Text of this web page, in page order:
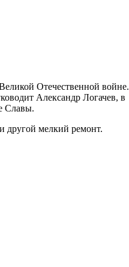
Отечественной войне.
Александр Логачев, в
Славы.
другой мелкий ремонт.